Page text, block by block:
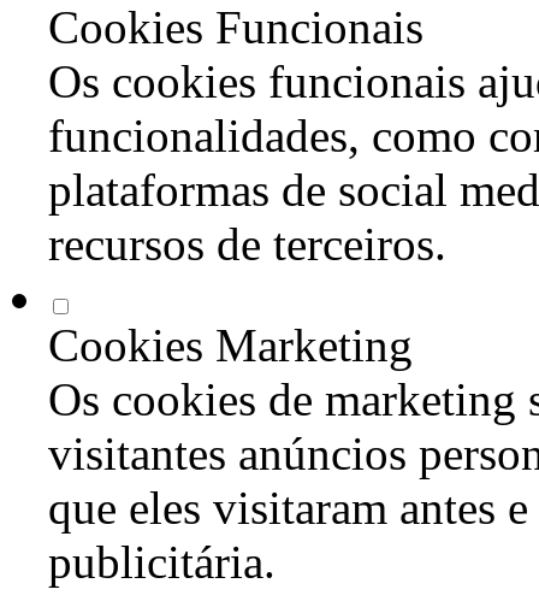
Cookies Funcionais
Os cookies funcionais
funcionalidades, como
plataformas de social
recursos de terceiros.
Cookies Marketing
Os cookies de marketing
visitantes anúncios
que eles visitaram antes
publicitária.